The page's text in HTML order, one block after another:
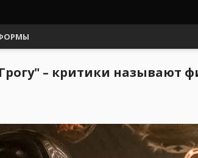
– критики называют